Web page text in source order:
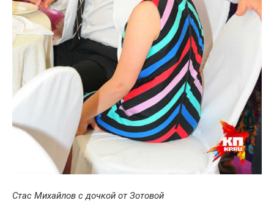
Стас Михайлов с дочкой от Зотовой